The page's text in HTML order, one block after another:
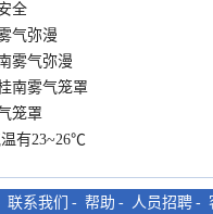
全
气弥漫
雾气弥漫
南雾气笼罩
笼罩
有23~26℃
联系我们 - 帮助 - 人员招聘 -